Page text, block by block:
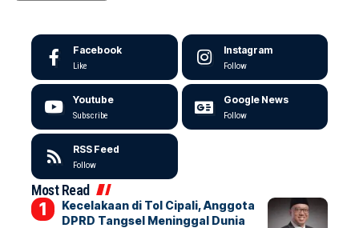
Facebook
Like
Instagram
Follow
Youtube
Subscribe
Google News
Follow
RSS Feed
Follow
Most Read
Kecelakaan di Tol Cipali, Anggota
DPRD Tangsel Meninggal Dunia